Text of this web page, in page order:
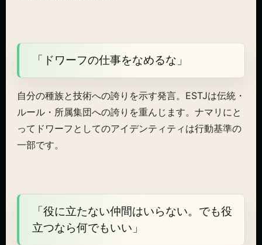
「ドワーフの仕事をなめるな」
自分の種族と技術への誇りを示す発言。ESTJは伝統・
ルール・所属集団への誇りを重んじます。ナマリにと
ってドワーフとしてのアイデンティティは行動基準の
一部です。
「役に立たない仲間はいらない。でも役
立つなら何でもいい」